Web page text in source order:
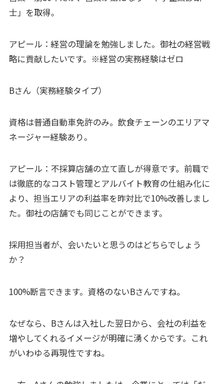
士」を取得。
アピール：経営の理論を勉強しました。御社の経営戦
略に貢献したいです。※経営の実務経験はゼロ
Bさん（実務経験タイプ）
資格は普通自動車免許のみ。飲食チェーンのエリアマ
ネージャー経験あり。
アピール：不採算店舗の立て直しが得意です。前職で
は徹底的なコスト管理とアルバイト教育の仕組み化に
より、担当エリアの利益率を昨対比で10%改善しまし
た。御社の店舗でも同じことができます。
採用担当者が、会いたいと思うのはどちらでしょう
か？
100%断言できます。資格のないBさんですね。
なぜなら、Bさんは入社した翌日から、会社の利益を
増やしてくれるイメージが明確に湧くからです。これ
がいわゆる再現性ですね。